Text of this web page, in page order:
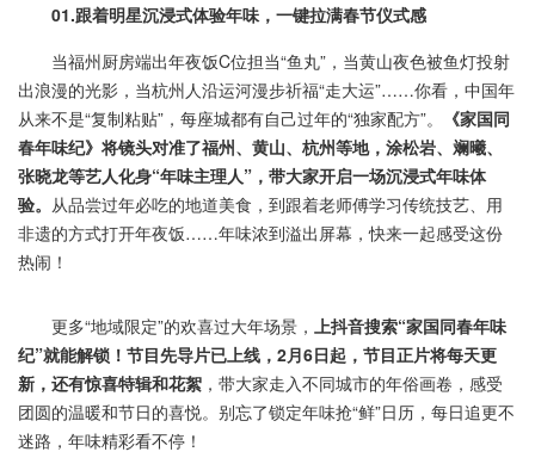
01.跟着明星沉浸式体验年味，一键拉满春节仪式感
当福州厨房端出年夜饭C位担当“鱼丸”，当黄山夜色被鱼灯投射
出浪漫的光影，当杭州人沿运河漫步祈福“走大运”……你看，中国年
从来不是“复制粘贴”，每座城都有自己过年的“独家配方”。
《家国同
春年味纪》将镜头对准了福州、黄山、杭州等地，涂松岩、斓曦、
张晓龙等艺人化身“年味主理人” ，带大家开启一场沉浸式年味体
验。 从品尝过年必吃的地道美食，到跟着老师傅学习传统技艺、用
非遗的方式打开年夜饭……年味浓到溢出屏幕，快来一起感受这份
热闹！
更多“地域限定”的欢喜过大年场景， 上抖音搜索“家国同春年味
纪”就能解锁！节目先导片已上线， 2月6日起，节目正片将每天更
新，还有惊喜特辑和花絮 ，带大家走入不同城市的年俗画卷，感受
团圆的温暖和节日的喜悦。别忘了锁定年味抢“鲜”日历，每日追更不
迷路，年味精彩看不停！